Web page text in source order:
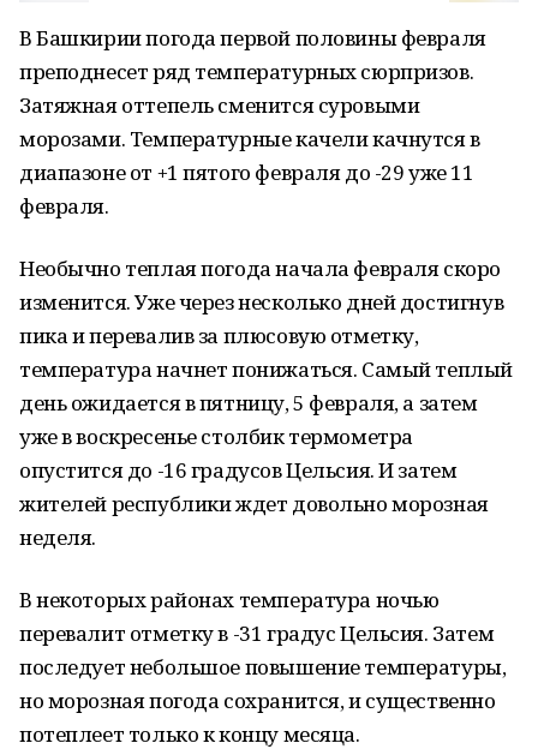
В Башкирии погода первой половины февраля
преподнесет ряд температурных сюрпризов.
Затяжная оттепель сменится суровыми
морозами. Температурные качели качнутся в
диапазоне от +1 пятого февраля до -29 уже 11
февраля.
Необычно теплая погода начала февраля скоро
изменится. Уже через несколько дней достигнув
пика и перевалив за плюсовую отметку,
температура начнет понижаться. Самый теплый
день ожидается в пятницу, 5 февраля, а затем
уже в воскресенье столбик термометра
опустится до -16 градусов Цельсия. И затем
жителей республики ждет довольно морозная
неделя.
В некоторых районах температура ночью
перевалит отметку в -31 градус Цельсия. Затем
последует небольшое повышение температуры,
но морозная погода сохранится, и существенно
потеплеет только к концу месяца.